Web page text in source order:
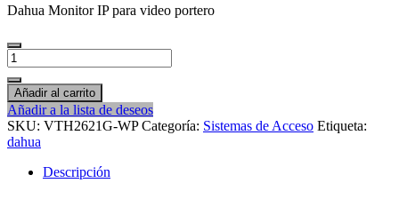
Dahua Monitor IP para video portero
Monitor
Videoportero
IP
Dahua
cantidad
Añadir al carrito
Añadir a la lista de deseos
SKU: VTH2621G-WP Categoría: Sistemas de Acceso Etiqueta:
dahua
Descripción